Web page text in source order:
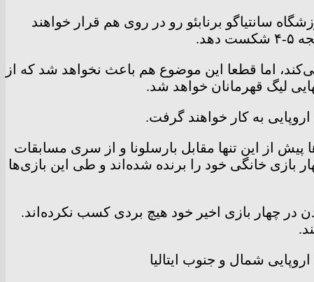
سانتیاگو برنابئو رو در روی هم قرار خواهند
اما قطعا این موضوع هم باعث نخواهد شد که از
لیگ قهرمانان خواهد شد.
به کار خواهند گرفت.
با نتیجه ۳-۲ مقابل ویارئال متحمل شد. آن‌ها پیش از این تنها مقابل بارسلونا و از سری مسابقات
بازی خانگی خود را برنده شده‌اند و طی این بازی‌ها
در چهار بازی اخیر خود هیچ بردی کسب نکرده‌اند.